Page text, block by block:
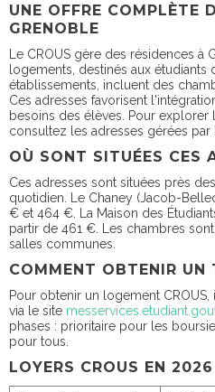
UNE OFFRE COMPLÈTE
GRENOBLE
Le CROUS gère des résidences
logements, destinés aux
établissements, incluent des
Ces adresses favorisent
besoins des élèves. Pour
consultez les adresses gérées par
OÙ SONT SITUÉES CES
Ces adresses sont situées près
quotidien. Le Chaney (Jacob-
€ et 464 €. La Maison des
partir de 461 €. Les chambres
salles communes.
COMMENT OBTENIR UN
Pour obtenir un logement
via le site
phases : prioritaire pour les
pour tous.
LOYERS CROUS EN 2026